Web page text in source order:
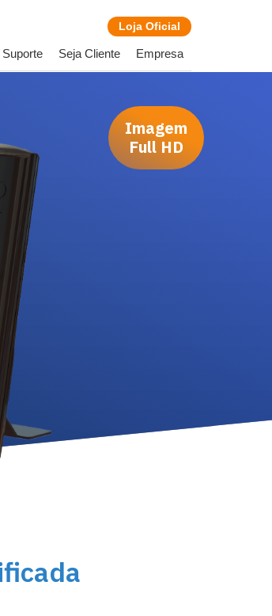
Loja Oficial
Suporte Seja Cliente Empresa
Imagem
Full HD